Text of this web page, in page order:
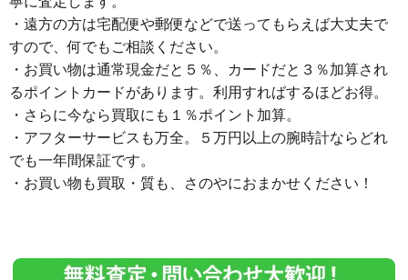
・遠方の方は宅配便や郵便などで送ってもらえば大丈夫で
すので、何でもご相談ください。
・お買い物は通常現金だと５％、カードだと３％加算され
るポイントカードがあります。利用すればするほどお得。
・さらに今なら買取にも１％ポイント加算。
・アフターサービスも万全。５万円以上の腕時計ならどれ
でも一年間保証です。
・お買い物も買取・質も、さのやにおまかせください！